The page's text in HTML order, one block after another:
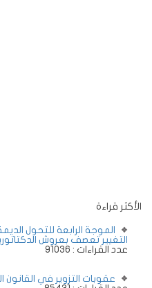
الأكثر قراءة
الموجة الرابعة للتحول
التغيير تعصف بعروش
عدد القراءات : 91036
عقوبات التزوير في القانون